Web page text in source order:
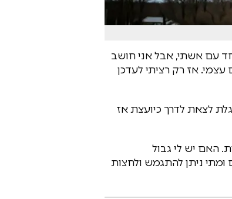
עם אשתי, אבל אני חושב
אז רק רציתי לעדכן
לצאת לדרך כיועצת אז
האם יש לי גבול
ניתן להתגמש ולחצות